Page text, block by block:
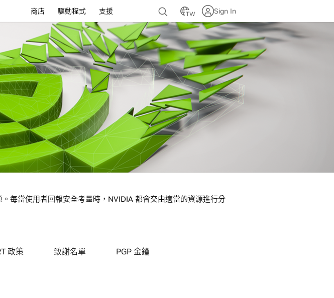
商店 驅動程式 支援 TW Sign In
每當使用者回報安全考量時，NVIDIA 都會交由適當的資源進行分
政策 致謝名單 PGP 金鑰